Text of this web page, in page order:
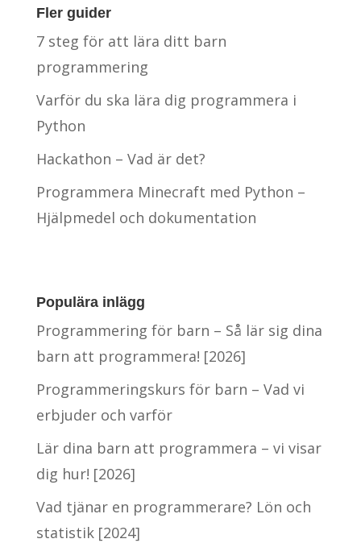
Fler guider
7 steg för att lära ditt barn
programmering
Varför du ska lära dig programmera i
Python
Hackathon – Vad är det?
Programmera Minecraft med Python –
Hjälpmedel och dokumentation
Populära inlägg
Programmering för barn – Så lär sig dina
barn att programmera! [2026]
Programmeringskurs för barn – Vad vi
erbjuder och varför
Lär dina barn att programmera – vi visar
dig hur! [2026]
Vad tjänar en programmerare? Lön och
statistik [2024]